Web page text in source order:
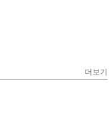
더보기